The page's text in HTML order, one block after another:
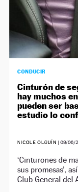
CONDUCIR
Cinturón de
hay muchos
pueden ser
estudio lo
NICOLE OLGUÍN | 09/06/
‘Cinturones de
sus promesas’,
Club General del